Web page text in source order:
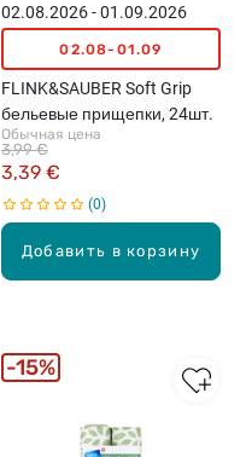
Добавить в корзину
02.08.2026 - 01.09.2026
02.08-01.09
FLINK&SAUBER Soft Grip
бельевые прищепки, 24шт.
Обычная цена
3,39 €
3,99 €
0
15%